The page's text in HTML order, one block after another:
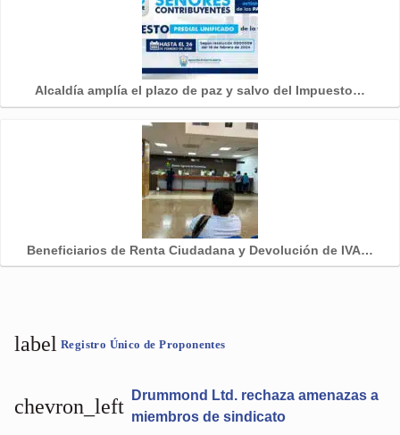
Alcaldía amplía el plazo de paz y salvo del Impuesto…
Beneficiarios de Renta Ciudadana y Devolución de IVA…
label Registro Único de Proponentes
chevron_left
Drummond Ltd. rechaza amenazas a
miembros de sindicato